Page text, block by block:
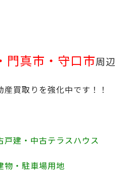
門真市・守口市周辺
買取りを強化中です！！
戸建・中古テラスハウス
物・駐車場用地